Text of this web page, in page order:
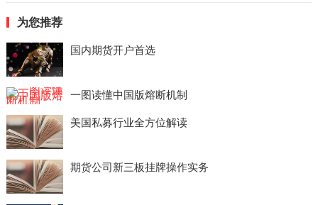
为您推荐
国内期货开户首选
一图读懂中国版熔断机制
美国私募行业全方位解读
期货公司新三板挂牌操作实务